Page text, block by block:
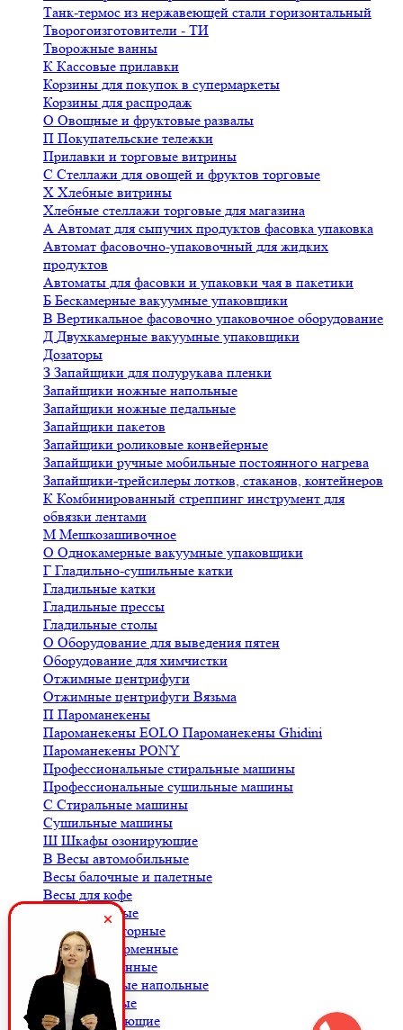
Танк-термос из нержавеющей стали горизонтальный
Творогоизготовители - ТИ
Творожные ванны
К Кассовые прилавки
Корзины для покупок в супермаркеты
Корзины для распродаж
О Овощные и фруктовые развалы
П Покупательские тележки
Прилавки и торговые витрины
С Стеллажи для овощей и фруктов торговые
Х Хлебные витрины
Хлебные стеллажи торговые для магазина
А Автомат для сыпучих продуктов фасовка упаковка
Автомат фасовочно-упаковочный для жидких
продуктов
Автоматы для фасовки и упаковки чая в пакетики
Б Бескамерные вакуумные упаковщики
В Вертикальное фасовочно упаковочное оборудование
Д Двухкамерные вакуумные упаковщики
Дозаторы
З Запайщики для полурукава пленки
Запайщики ножные напольные
Запайщики ножные педальные
Запайщики пакетов
Запайщики роликовые конвейерные
Запайщики ручные мобильные постоянного нагрева
Запайщики-трейсилеры лотков, стаканов, контейнеров
К Комбинированный стреппинг инструмент для
обвязки лентами
М Мешкозашивочное
О Однокамерные вакуумные упаковщики
Г Гладильно-сушильные катки
Гладильные катки
Гладильные прессы
Гладильные столы
О Оборудование для выведения пятен
Оборудование для химчистки
Отжимные центрифуги
Отжимные центрифуги Вязьма
П Пароманекены
Пароманекены EOLO Пароманекены Ghidini
Пароманекены PONY
Профессиональные стиральные машины
Профессиональные сушильные машины
С Стиральные машины
Сушильные машины
Ш Шкафы озонирующие
В Весы автомобильные
Весы балочные и палетные
Весы для кофе
Весы крановые
Весы лабораторные
Весы платформенные
Весы порционные
Весы товарные напольные
Весы торговые
ККомплектующие